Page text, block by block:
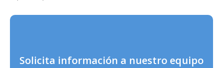
Solicita información a nuestro equipo